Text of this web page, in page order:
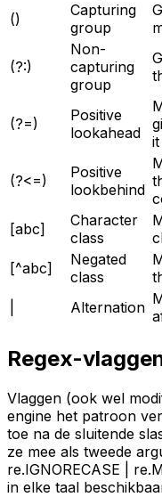
()
Capturing
group
(?:)
Non-
capturing
group
(?=)
Positive
lookahead
it
(?<=)
Positive
lookbehind
[abc]
Character
class
[^abc]
Negated
class
Alternation
Regex-
Vlaggen (ook wel
engine het patroon
toe na de sluitende
ze mee als tweede
re.IGNORECASE |
in elke taal